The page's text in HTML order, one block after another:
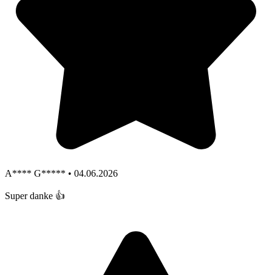
A**** G***** • 04.06.2026
Super danke 👍